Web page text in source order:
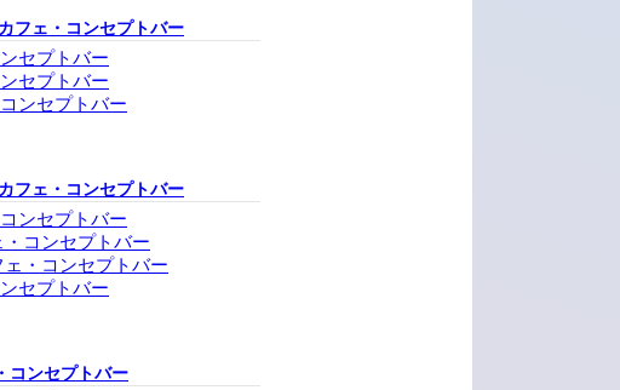
フェ・コンセプトバー
セプトバー
セプトバー
ンセプトバー
フェ・コンセプトバー
ンセプトバー
コンセプトバー
・コンセプトバー
セプトバー
コンセプトバー